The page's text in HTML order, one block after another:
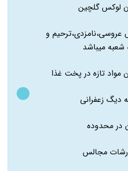
لوکس گلچین
عروسی،نامزدی،ترحیم و
شعبه میباشد
مواد تازه در پخت غذا
دیگ زعفرانی
در محدوده
مجالس